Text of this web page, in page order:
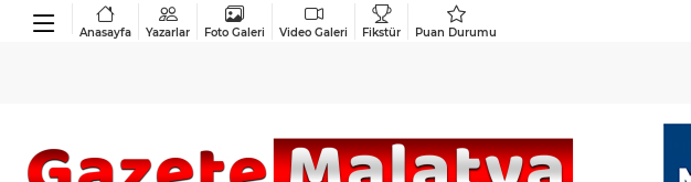
Anasayfa Yazarlar Foto Galeri Video Galeri Fikstür Puan Durumu